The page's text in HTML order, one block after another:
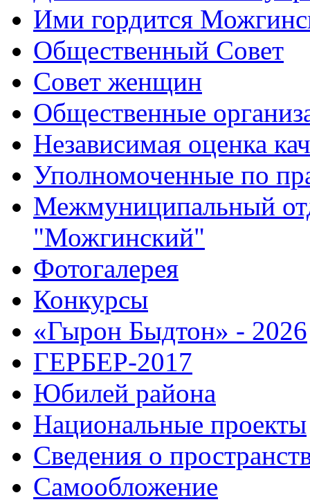
Ими гордится
Общественный Совет
Совет женщин
Общественные
Независимая оценка
Уполномоченные по
Межмуниципальный
"Можгинский"
Фотогалерея
Конкурсы
«Гырон Быдтон» - 2026
ГЕРБЕР-2017
Юбилей района
Национальные проекты
Сведения о
Самообложение